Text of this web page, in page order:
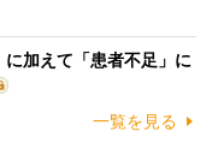
に加えて「患者不足」に
一覧を見る